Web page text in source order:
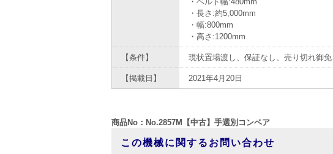
・長さ:約5,000mm
・幅:800mm
・高さ:1200mm
【条件】 現状置場渡し、保証なし、売り切れ御
【掲載日】 2021年4月20日
商品No：No.2857M【中古】手選別コンベア
この機械に関するお問い合わせ